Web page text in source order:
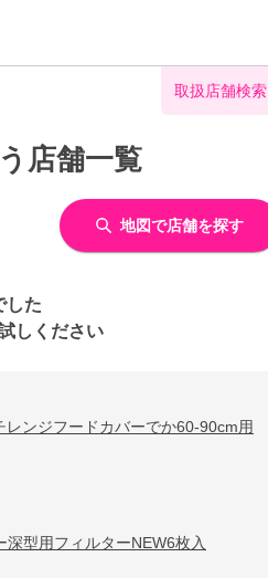
取扱店舗検索
店舗一覧
地図で店舗を探す
した
しください
レンジフードカバーでか60-90cm用
深型用フィルターNEW6枚入